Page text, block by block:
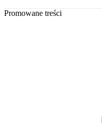
Promowane treści